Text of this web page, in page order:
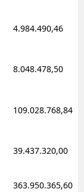
4.984.490,46
8.048.478,50
109.028.768,84
39.437.320,00
363.950.365,60